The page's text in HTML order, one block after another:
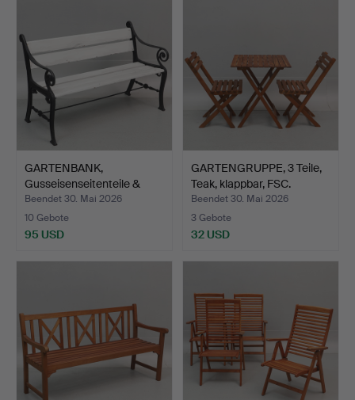
GARTENBANK,
Gusseisenseitenteile &
Holz, 2…
Beendet 30. Mai 2026
10 Gebote
95 USD
GARTENGRUPPE, 3 Teile,
Teak, klappbar, FSC.
Beendet 30. Mai 2026
3 Gebote
32 USD